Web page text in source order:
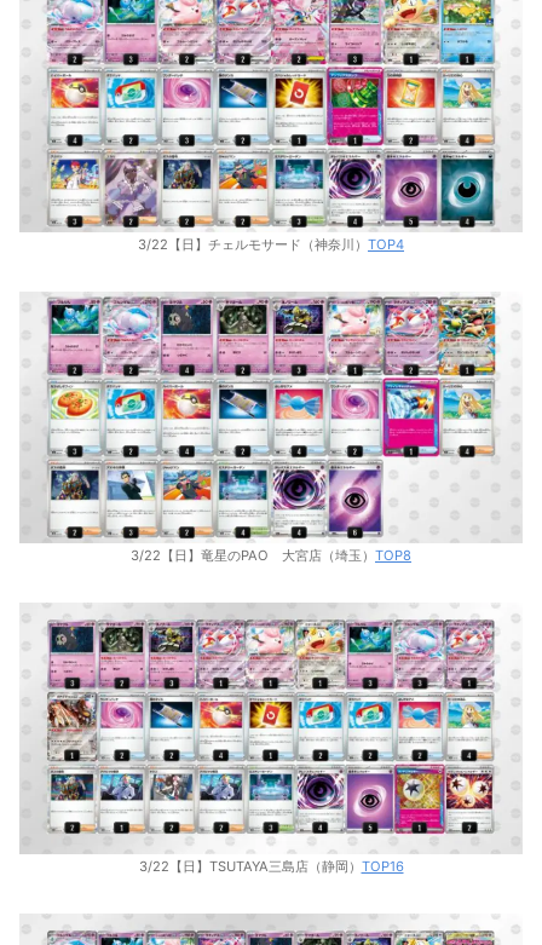
3/22【日】チェルモサード（神奈川） TOP4
3/22【日】竜星のPAO 大宮店（埼玉） TOP8
3/22【日】TSUTAYA三島店（静岡） TOP16